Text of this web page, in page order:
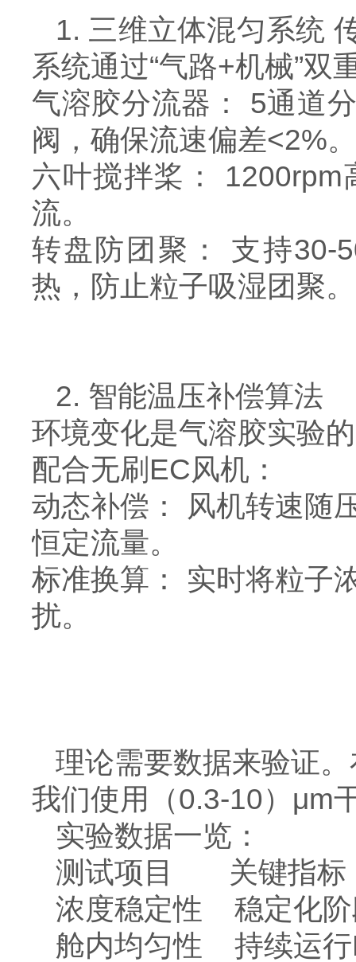
1. 三维立体混匀系统
系统通过“气路+机械”双
气溶胶分流器： 5通道
阀，确保流速偏差<2%。
六叶搅拌桨：
流。
转盘防团聚： 支持30-
热，防止粒子吸湿团聚。
2. 智能温压补偿算法
环境变化是气溶胶实验
配合无刷EC风机：
动态补偿： 风机转速随
恒定流量。
标准换算： 实时将粒子
扰。
理论需要数据来验证
我们使用（0.3-10）μm
实验数据一览：
测试项目 关键指
浓度稳定性 稳定化
舱内均匀性 持续运